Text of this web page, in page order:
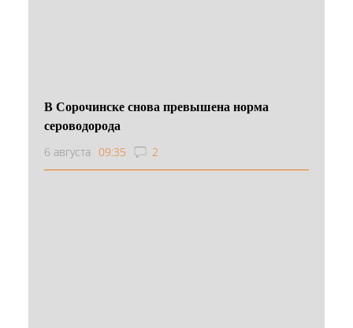
В Сорочинске снова превышена норма
сероводорода
6 августа 09:35 2